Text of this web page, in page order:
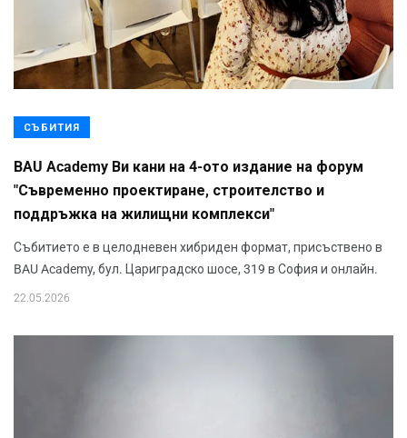
СЪБИТИЯ
BAU Academy Ви кани на 4-ото издание на форум
"Съвременно проектиране, строителство и
поддръжка на жилищни комплекси"
Събитието е в целодневен хибриден формат, присъствено в
BAU Academy, бул. Цариградско шосе, 319 в София и онлайн.
22.05.2026